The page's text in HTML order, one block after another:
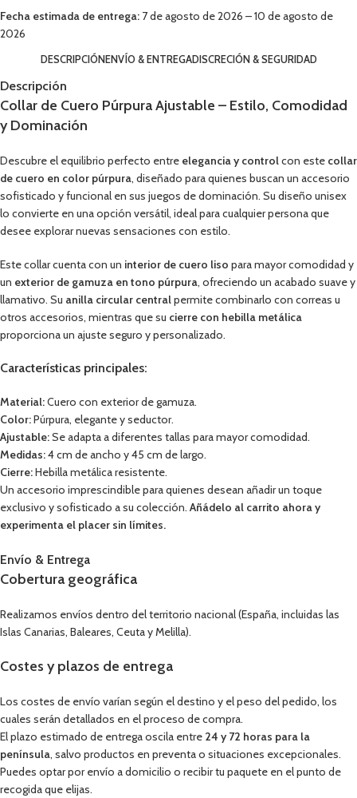
Fecha estimada de entrega: 7 de agosto de 2026 – 10 de agosto de
2026
DESCRIPCIÓNENVÍO & ENTREGADISCRECIÓN & SEGURIDAD
Descripción
Collar de Cuero Púrpura Ajustable – Estilo, Comodidad
y Dominación
Descubre el equilibrio perfecto entre elegancia y controlcon este collar
de cuero en color púrpura, diseñado para quienes buscan un accesorio
sofisticado y funcional en sus juegos de dominación. Su diseño unisex
lo convierte en una opción versátil, ideal para cualquier persona que
desee explorar nuevas sensaciones con estilo.
Este collar cuenta con un interior de cuero liso para mayor comodidad y
un exterior de gamuza en tono púrpura, ofreciendo un acabado suave y
llamativo. Su anilla circular centralpermite combinarlo con correas u
otros accesorios, mientras que su cierre con hebilla metálica
proporciona un ajuste seguro y personalizado.
Características principales:
Material:Cuero con exterior de gamuza.
Color:Púrpura, elegante y seductor.
Ajustable:Se adapta a diferentes tallas para mayor comodidad.
Medidas:4 cm de ancho y 45 cm de largo.
Cierre:Hebilla metálica resistente.
Un accesorio imprescindible para quienes desean añadir un toque
exclusivo y sofisticado a su colección. Añádelo al carrito ahora y
experimenta el placer sin límites.
Envío & Entrega
Cobertura geográfica
Realizamos envíos dentro del territorio nacional (España, incluidas las
Islas Canarias, Baleares, Ceuta y Melilla).
Costes y plazos de entrega
Los costes de envío varían según el destino y el peso del pedido, los
cuales serán detallados en el proceso de compra.
El plazo estimado de entrega oscila entre 24 y 72 horas para la
península, salvo productos en preventa o situaciones excepcionales.
Puedes optar por envío a domicilio o recibir tu paquete en el punto de
recogida que elijas.